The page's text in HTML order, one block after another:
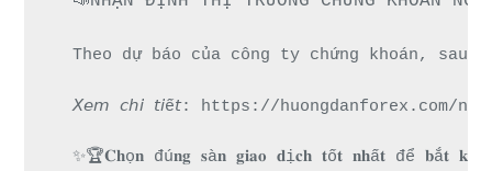
Theo dự báo của công ty chứng khoán,
𝘟𝘦𝘮 𝘤𝘩𝘪 𝘵𝘪ế𝘵: https://huongdanforex.com/
✨🏆𝐂𝐡ọ𝐧 đú𝐧𝐠 𝐬à𝐧 𝐠𝐢𝐚𝐨 𝐝ị𝐜𝐡 𝐭ố𝐭 𝐧𝐡ấ𝐭 để 𝐛ắ𝐭